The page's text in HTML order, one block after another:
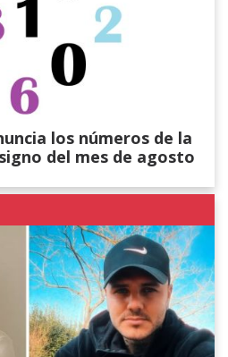
los números de la
del mes de agosto